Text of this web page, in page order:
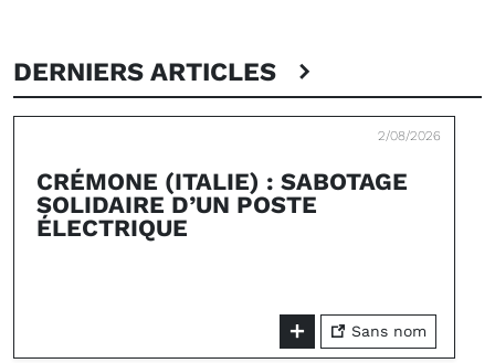
DERNIERS ARTICLES
2/08/2026
CRÉMONE (ITALIE) : SABOTAGE
SOLIDAIRE D’UN POSTE
ÉLECTRIQUE
Sans nom